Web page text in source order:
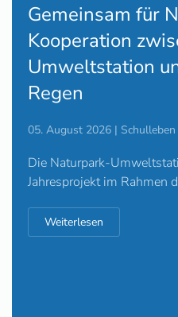
Gemeinsam für
Kooperation
Umweltstation
Regen
05. August 2026 |
Die Naturpark-
Jahresprojekt im Rahmen
Weiterlesen